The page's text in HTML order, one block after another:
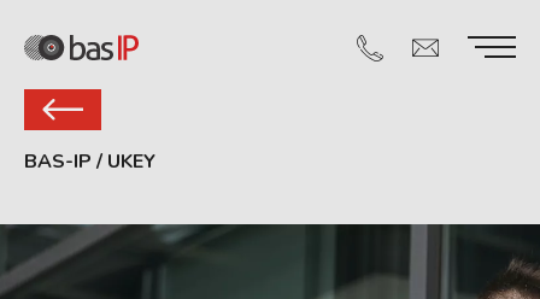
BAS-IP / UKEY